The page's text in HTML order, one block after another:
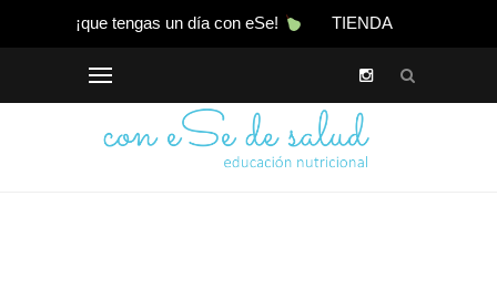
¡que tengas un día con eSe! TIENDA